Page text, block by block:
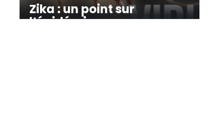
Zika : un point sur
l’épidémie